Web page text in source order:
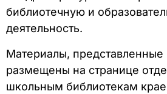
библиотечную и
деятельность.
Материалы, представленные
размещены на странице
школьным библиотекам